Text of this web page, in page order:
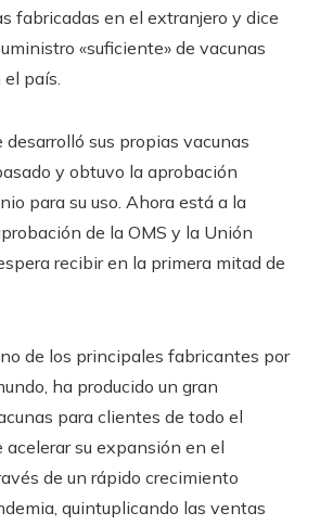
fabricadas en el extranjero y dice
«suficiente» de vacunas
el país.
desarrolló sus propias vacunas
y obtuvo la aprobación
para su uso. Ahora está a la
de la OMS y la Unión
recibir en la primera mitad de
de los principales fabricantes por
ha producido un gran
para clientes de todo el
acelerar su expansión en el
de un rápido crecimiento
quintuplicando las ventas